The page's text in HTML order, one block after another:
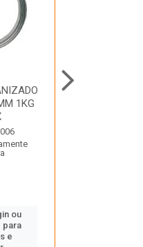
1KG
ou
para
e